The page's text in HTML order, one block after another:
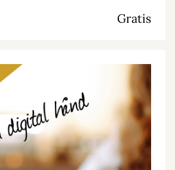
Gratis